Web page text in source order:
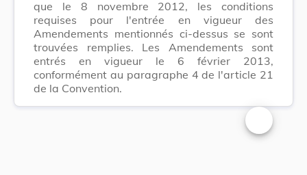
que le 8 novembre 2012, les conditions
requises pour l'entrée en vigueur des
Amendements mentionnés ci-dessus se sont
trouvées remplies. Les Amendements sont
entrés en vigueur le 6 février 2013,
conformément au paragraphe 4 de l'article 21
de la Convention.
Changer la